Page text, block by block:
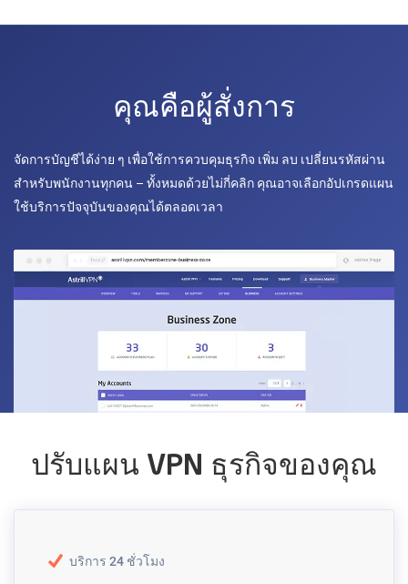
คุณคือผู้สั่งการ
จัดการบัญชีได้ง่าย ๆ เพื่อใช้การควบคุมธุรกิจ เพิ่ม ลบ เปลี่ยนรหัสผ่าน
สำหรับพนักงานทุกคน – ทั้งหมดด้วยไม่กี่คลิก คุณอาจเลือกอัปเกรดแผน
ใช้บริการปัจจุบันของคุณได้ตลอดเวลา
ปรับแผน VPN ธุรกิจของคุณ
บริการ 24 ชั่วโมง